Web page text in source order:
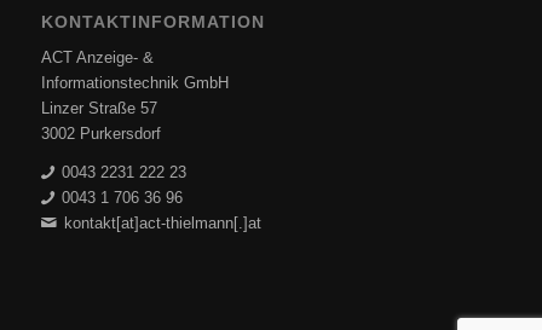
KONTAKTINFORMATION
ACT Anzeige- &
Informationstechnik GmbH
Linzer Straße 57
3002 Purkersdorf
0043 2231 222 23
0043 1 706 36 96
kontakt[at]act-thielmann[.]at